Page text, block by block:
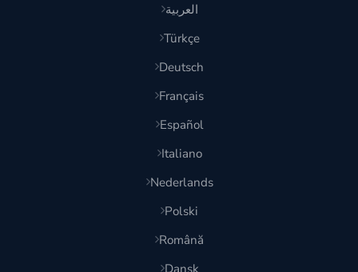
العربية
Türkçe
Deutsch
Français
Español
Italiano
Nederlands
Polski
Română
Dansk